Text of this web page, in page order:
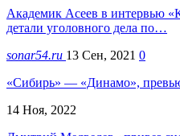
Академик Асеев в интервью
детали уголовного дела по…
sonar54.ru 13 Сен, 2021 0
«Сибирь» — «Динамо»,
14 Ноя, 2022